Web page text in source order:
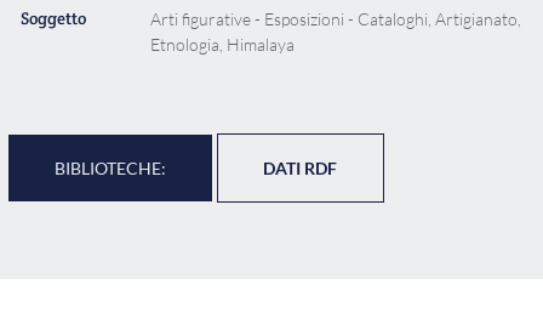
Soggetto
Arti figurative - Esposizioni - Cataloghi, Artigianato,
Etnologia, Himalaya
BIBLIOTECHE: DATI RDF